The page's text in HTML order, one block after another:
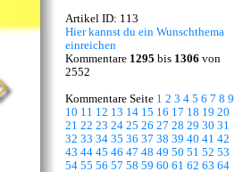
Artikel ID: 113
Hier kannst du ein Wunschthema
einreichen
Kommentare 1295 bis 1306 von
2552
Kommentare Seite 1 2 3 4 5 6 7 8 9
10 11 12 13 14 15 16 17 18 19 20
21 22 23 24 25 26 27 28 29 30 31
32 33 34 35 36 37 38 39 40 41 42
43 44 45 46 47 48 49 50 51 52 53
54 55 56 57 58 59 60 61 62 63 64